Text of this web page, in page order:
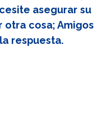
asegurar su
otra cosa; Amigos
respuesta.